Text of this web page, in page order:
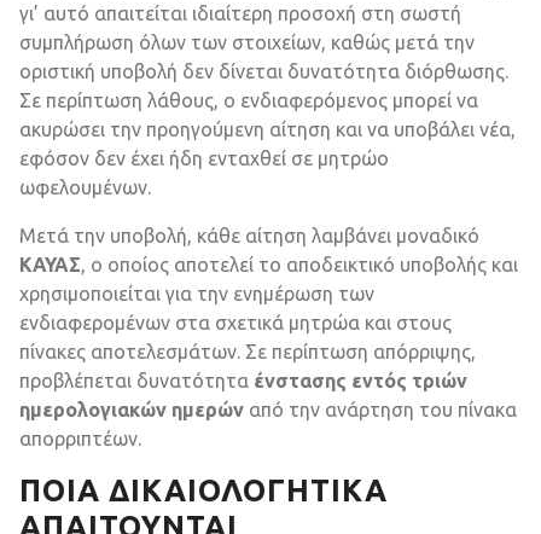
γι’ αυτό απαιτείται ιδιαίτερη προσοχή στη σωστή
συμπλήρωση όλων των στοιχείων, καθώς μετά την
οριστική υποβολή δεν δίνεται δυνατότητα διόρθωσης.
Σε περίπτωση λάθους, ο ενδιαφερόμενος μπορεί να
ακυρώσει την προηγούμενη αίτηση και να υποβάλει νέα,
εφόσον δεν έχει ήδη ενταχθεί σε μητρώο
ωφελουμένων.
Μετά την υποβολή, κάθε αίτηση λαμβάνει μοναδικό
ΚΑΥΑΣ, ο οποίος αποτελεί το αποδεικτικό υποβολής και
χρησιμοποιείται για την ενημέρωση των
ενδιαφερομένων στα σχετικά μητρώα και στους
πίνακες αποτελεσμάτων. Σε περίπτωση απόρριψης,
προβλέπεται δυνατότητα ένστασης εντός τριών
ημερολογιακών ημερών από την ανάρτηση του πίνακα
απορριπτέων.
ΠΟΙΑ ΔΙΚΑΙΟΛΟΓΗΤΙΚΆ
ΑΠΑΙΤΟΎΝΤΑΙ